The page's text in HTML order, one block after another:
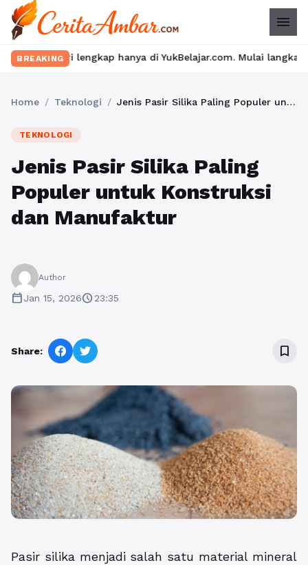
menu
BREAKING
hanya di YukBelajar.com. Mulai langkah suksesmu
Home / Teknologi / Jenis Pasir Silika Paling Populer untuk Konstruksi dan Manufaktur
TEKNOLOGI
Jenis Pasir Silika Paling
Populer untuk Konstruksi
dan Manufaktur
Author
calendar_todayJan 15, 2026schedule23:35
Share: bookmark_border
Pasir silika menjadi salah satu material mineral